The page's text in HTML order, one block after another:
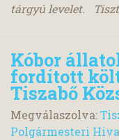
tárgyú levelet.
Kóbor
fordított
Tiszabő
Megválaszolva:
Polgármesteri